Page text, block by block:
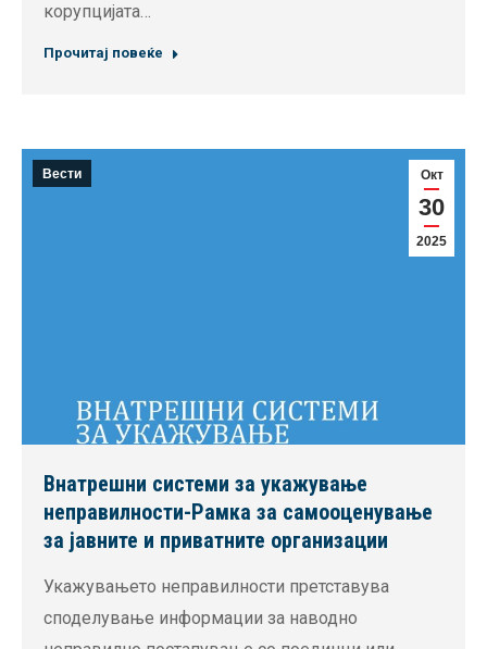
корупцијата…
Прочитај повеќе
Окт
30
2025
Вести
Внатрешни системи за укажување
неправилности-Рамка за самооценување
за јавните и приватните организации
Укажувањето неправилности претставува
споделување информации за наводно